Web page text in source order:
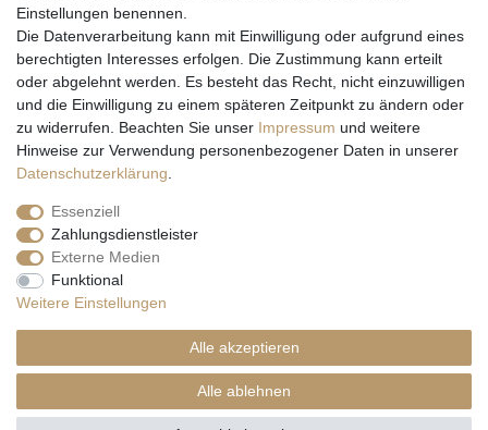
Wir versenden mit
* Alle Preise inkl. gesetzl. Mehrwertsteuer zzgl. Versandkosten und ggf.
Nachnahmegebühren, wenn nicht anders beschrieben
Länder
hier
© Copyright 2026 Natur & Trendshop. Alle Rechte vorbehalten.
Einstellungen benennen.
Die Datenverarbeitung kann mit Einwilligung oder aufgrund eines
berechtigten Interesses erfolgen. Die Zustimmung kann erteilt
oder abgelehnt werden. Es besteht das Recht, nicht einzuwilligen
und die Einwilligung zu einem späteren Zeitpunkt zu ändern oder
zu widerrufen. Beachten Sie unser Impressum und weitere
Hinweise zur Verwendung personenbezogener Daten in unserer
Daten­schutz­erklärung
Essenziell
Zahlungsdienstleister
Externe Medien
Funktional
Weitere Einstellungen
Alle akzeptieren
Alle ablehnen